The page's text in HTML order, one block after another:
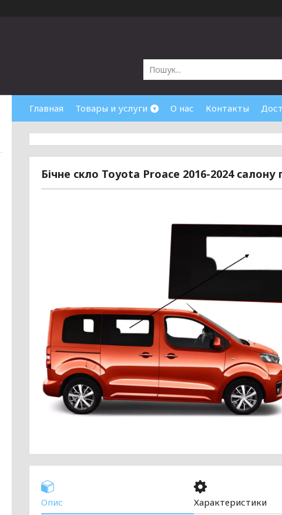
Главная Товары и услуги О нас Контакты
Бічне скло Toyota Proace 2016-2024
Опис Характеристики